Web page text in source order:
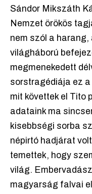
Sándor Mikszáth
Nemzet örökös
nem szól a harang,
világháború
megmenekedett
sorstragédiája ez
mit követtek el Tito
adataink ma
kisebbségi sorba
népirtó hadjárat
temettek, hogy
világ.
magyarság falvai